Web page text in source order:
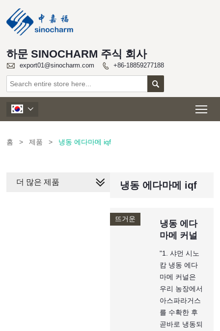
하문 SINOCHARM 주식 회사
 export01@sinocharm.com  +86-18859277188


홈 > 제품 > 냉동 에다마메 iqf
냉동 에다마메 iqf
뜨거운
냉동 에다
마메 커널
"1. 샤먼 시노
캄 냉동 에다
마메 커널은
우리 농장에서
아스파라거스
를 수확한 후
곧바로 냉동되
더 많은 제품